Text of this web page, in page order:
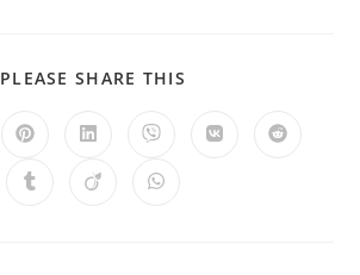
PLEASE SHARE THIS